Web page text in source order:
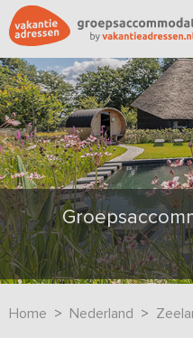
Home Nederland